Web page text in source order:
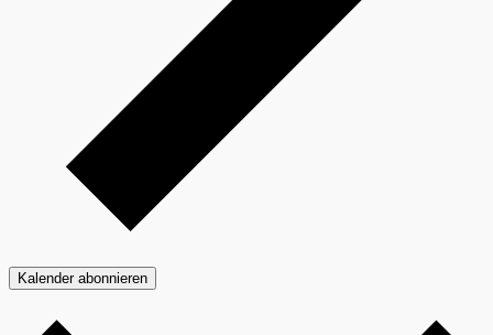
Kalender abonnieren